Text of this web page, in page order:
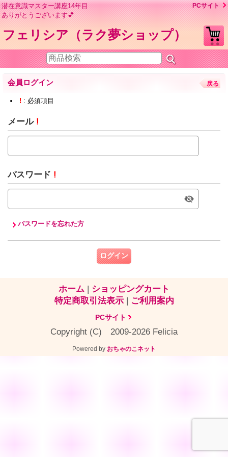
潜在意識マスター講座14年目
ありがとうございます💕
PCサイト
フェリシア（ラク夢ショップ）
会員ログイン 戻る
! : 必須項目
メール !
パスワード !
パスワードを忘れた方
ホーム | ショッピングカート
特定商取引法表示 | ご利用案内
PCサイト
Copyright (C) 2009-2026 Felicia
Powered by おちゃのこネット